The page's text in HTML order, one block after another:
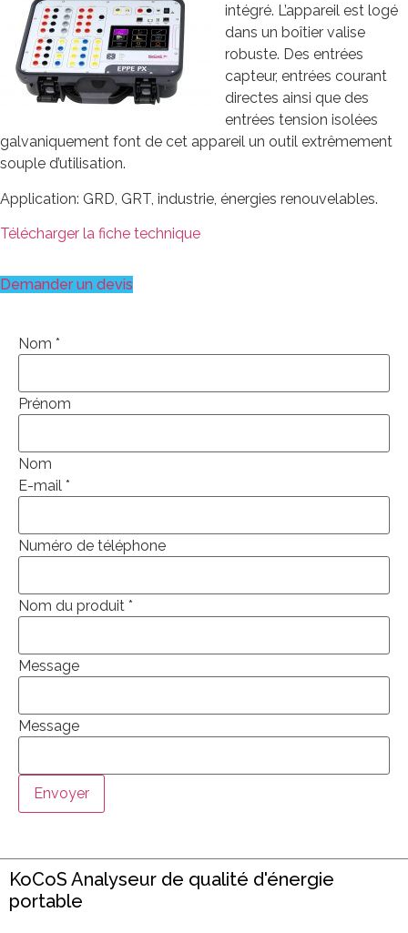
intégré. L’appareil est logé
dans un boîtier valise
robuste. Des entrées
capteur, entrées courant
directes ainsi que des
entrées tension isolées
galvaniquement font de cet appareil un outil extrêmement
souple d’utilisation.
Application: GRD, GRT, industrie, énergies renouvelables.
Télécharger la fiche technique
Demander un devis
Nom *
Prénom
Nom
E-mail *
Numéro de téléphone
Nom du produit *
Message
Message
Envoyer
KoCoS Analyseur de qualité d'énergie
portable